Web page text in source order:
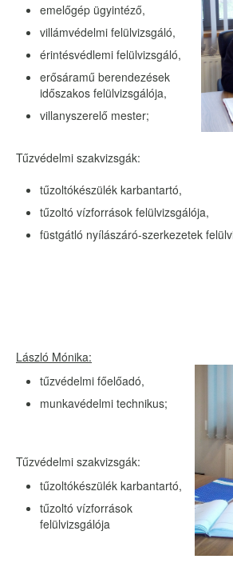
emelőgép ügyintéző,
villámvédelmi felülvizsgáló,
érintésvédlemi felülvizsgáló,
erősáramű berendezések
időszakos felülvizsgálója,
villanyszerelő mester;
Tűzvédelmi szakvizsgák:
tűzoltókészülék karbantartó,
tűzoltó vízforrások felülvizsgálója,
füstgátló nyílászáró-szerkezetek
László Mónika:
tűzvédelmi főelőadó,
munkavédelmi technikus;
Tűzvédelmi szakvizsgák:
tűzoltókészülék karbantartó,
tűzoltó vízforrások
felülvizsgálója